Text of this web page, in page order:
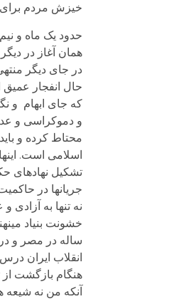
خیزش مردم برای
حدود یک ماه و
همان آغاز در
در جای دیگر
حال انفجار
که جای ابهام و
محتاط کرده و
اسلامی است.
تشکیل نهادهای
جریانها در
نه تنها به
خشونت بنیاد
ساله در مصر و در
انقلاب ایران
هنگام بازگشت
آنکه من نه شیعه